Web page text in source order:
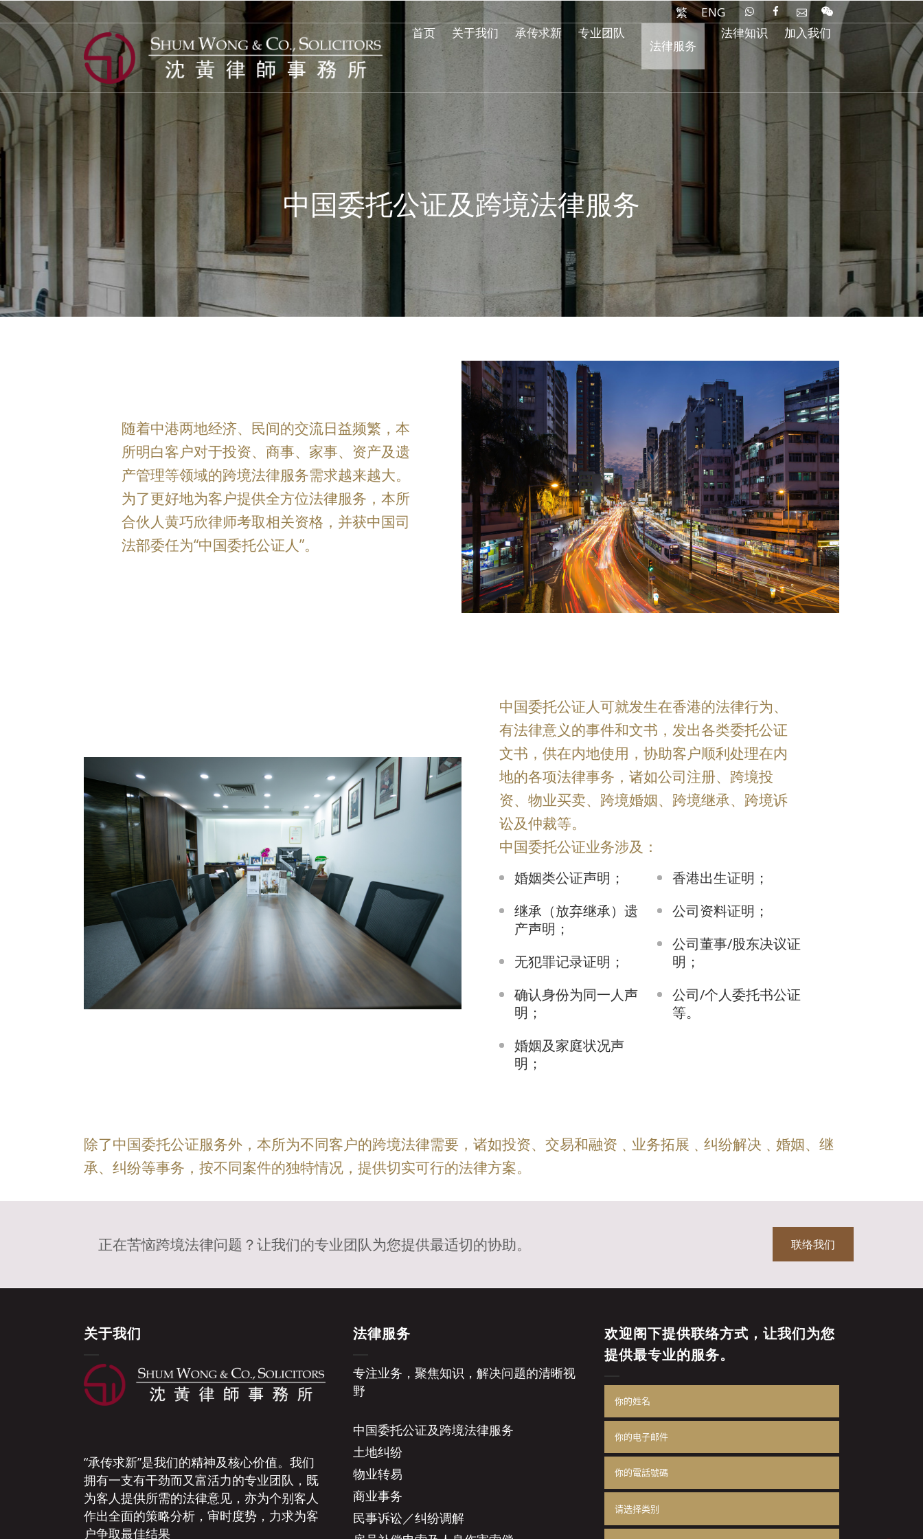
繁 ENG
首页 关于我们 承传求新
专业团队
法律服务
法律知识 加入我们
中国委托公证及跨境法律服务
随着中港两地经济、民间的交流日益频繁，本
所明白客户对于投资、商事、家事、资产及遗
产管理等领域的跨境法律服务需求越来越大。
为了更好地为客户提供全方位法律服务，本所
合伙人黄巧欣律师考取相关资格，并获中国司
法部委任为“中国委托公证人”。
中国委托公证人可就发生在香港的法律行为、
有法律意义的事件和文书，发出各类委托公证
文书，供在内地使用，协助客户顺利处理在内
地的各项法律事务，诸如公司注册、跨境投
资、物业买卖、跨境婚姻、跨境继承、跨境诉
讼及仲裁等。
中国委托公证业务涉及：
婚姻类公证声明；
继承（放弃继承）遗
产声明；
无犯罪记录证明；
确认身份为同一人声
明；
婚姻及家庭状况声
明；
香港出生证明；
公司资料证明；
公司董事/股东决议证
明；
公司/个人委托书公证
等。
除了中国委托公证服务外，本所为不同客户的跨境法律需要，诸如投资、交易和融资﹑业务拓展﹑纠纷解决﹑婚姻、继
承、纠纷等事务，按不同案件的独特情况，提供切实可行的法律方案。
正在苦恼跨境法律问题？让我们的专业团队为您提供最适切的协助。 联络我们
关于我们
“承传求新”是我们的精神及核心价值。我们
拥有一支有干劲而又富活力的专业团队，既
为客人提供所需的法律意见，亦为个别客人
作出全面的策略分析，审时度势，力求为客
户争取最佳结果
法律服务
专注业务，聚焦知识，解决问题的清晰视
野
中国委托公证及跨境法律服务
土地纠纷
物业转易
商业事务
民事诉讼／纠纷调解
欢迎阁下提供联络方式，让我们为您
提供最专业的服务。